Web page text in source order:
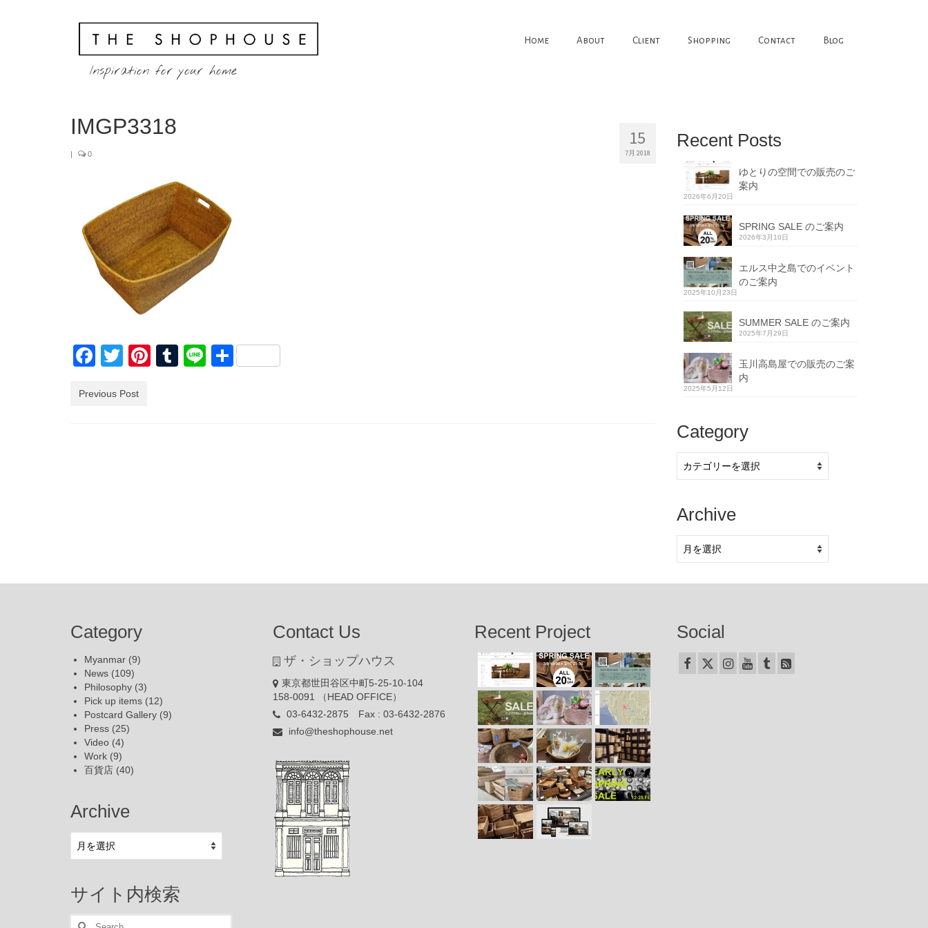
Inspiration for your home
Home About Client Shopping Contact Blog
15
7月 2018
IMGP3318
0
Facebook
TwitterPinterest
Tumblr
Line共
Previous Post
Recent Posts
ゆとりの空間での販売のご
案内
2026年6月20日
SPRING SALE のご案内
2026年3月10日
エルス中之島でのイベント
のご案内
2025年10月23日
SUMMER SALE のご案内
2025年7月29日
玉川高島屋での販売のご案
内
2025年5月12日
Category
Archive
Category
Myanmar (9)
News (109)
Philosophy (3)
Pick up items (12)
Postcard Gallery (9)
Press (25)
Video (4)
Work (9)
百貨店 (40)
Archive
サイト内検索
Search
Contact Us
ザ・ショップハウス
東京都世田谷区中町5-25-10-104
158-0091 （HEAD OFFICE）
03-6432-2875 Fax : 03-6432-2876
info@theshophouse.net
Recent Project Social